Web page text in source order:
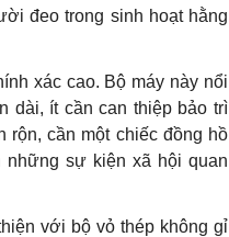
đeo trong sinh hoạt hằng
xác cao. Bộ máy này nổi
dài, ít cần can thiệp bảo trì
cần một chiếc đồng hồ
những sự kiện xã hội quan
với bộ vỏ thép không gỉ